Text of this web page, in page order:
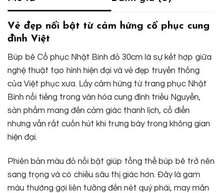
Vẻ đẹp nổi bật từ cảm hứng cổ phục cung
đình Việt
Búp bê Cổ phục Nhật Bình đỏ 30cm là sự kết hợp giữa
nghệ thuật tạo hình hiện đại và vẻ đẹp truyền thống
của Việt phục xưa. Lấy cảm hứng từ trang phục Nhật
Bình nổi tiếng trong văn hóa cung đình triều Nguyễn,
sản phẩm mang đến cảm giác thanh lịch, cổ điển
nhưng vẫn rất cuốn hút khi trưng bày trong không gian
hiện đại.
Phiên bản màu đỏ nổi bật giúp tổng thể búp bê trở nên
sang trọng và có chiều sâu thị giác hơn. Đây là gam
màu thường gợi liên tưởng đến nét quý phái, may mắn